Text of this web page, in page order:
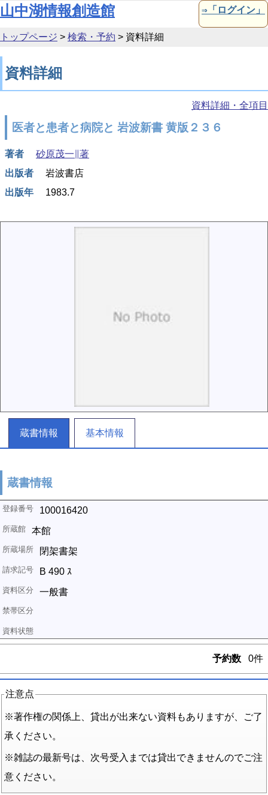
本文へ移動
山中湖情報創造館 ⇒「ログイン」
トップページ > 検索・予約 > 資料詳細
資料詳細
資料詳細・全項目
医者と患者と病院と 岩波新書 黄版２３６
著者
砂原茂一∥著
出版者
岩波書店
出版年
1983.7
蔵書情報 基本情報
蔵書情報
100016420
本館
閉架書架
B 490 ｽ
一般書
予約数 0件
注意点
※著作権の関係上、貸出が出来ない資料もありますが、ご了
承ください。
※雑誌の最新号は、次号受入までは貸出できませんのでご注
意ください。